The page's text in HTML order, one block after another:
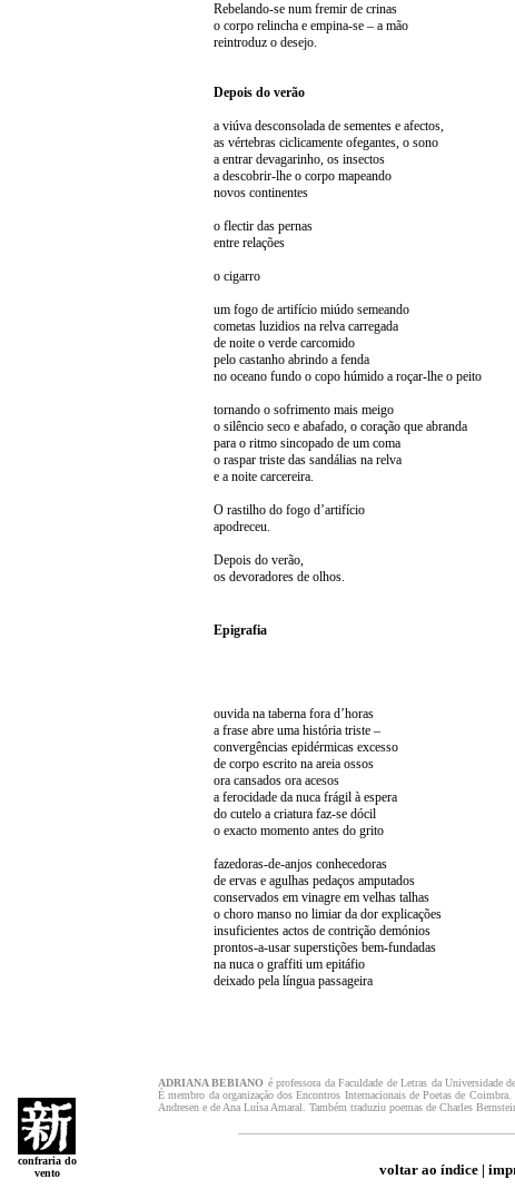
Rebelando-se num fremir de crinas
o corpo relincha e empina-se – a mão
reintroduz o desejo.
Depois do verão
a viúva desconsolada de sementes e afectos,
as vértebras ciclicamente ofegantes, o sono
a entrar devagarinho, os insectos
a descobrir-lhe o corpo mapeando
novos continentes
o flectir das pernas
entre relações
o cigarro
um fogo de artifício miúdo semeando
cometas luzidios na relva carregada
de noite o verde carcomido
pelo castanho abrindo a fenda
no oceano fundo o copo húmido a roçar-lhe o peito
tornando o sofrimento mais meigo
o silêncio seco e abafado, o coração que abranda
para o ritmo sincopado de um coma
o raspar triste das sandálias na relva
e a noite carcereira.
O rastilho do fogo d’artifício
apodreceu.
Depois do verão,
os devoradores de olhos.
Epigrafia
ouvida na taberna fora d’horas
a frase abre uma história triste –
convergências epidérmicas excesso
de corpo escrito na areia ossos
ora cansados ora acesos
a ferocidade da nuca frágil à espera
do cutelo a criatura faz-se dócil
o exacto momento antes do grito
fazedoras-de-anjos conhecedoras
de ervas e agulhas pedaços amputados
conservados em vinagre em velhas talhas
o choro manso no limiar da dor explicações
insuficientes actos de contrição demónios
prontos-a-usar superstições bem-fundadas
na nuca o graffiti um epitáfio
deixado pela língua passageira
ADRIANA BEBIANO é professora da Faculdade de Letras da Universidade
É membro da organização dos Encontros Internacionais de Poetas de
Andresen e de Ana Luísa Amaral. Também traduziu poemas de Charles
voltar ao índice|
confraria do
vento